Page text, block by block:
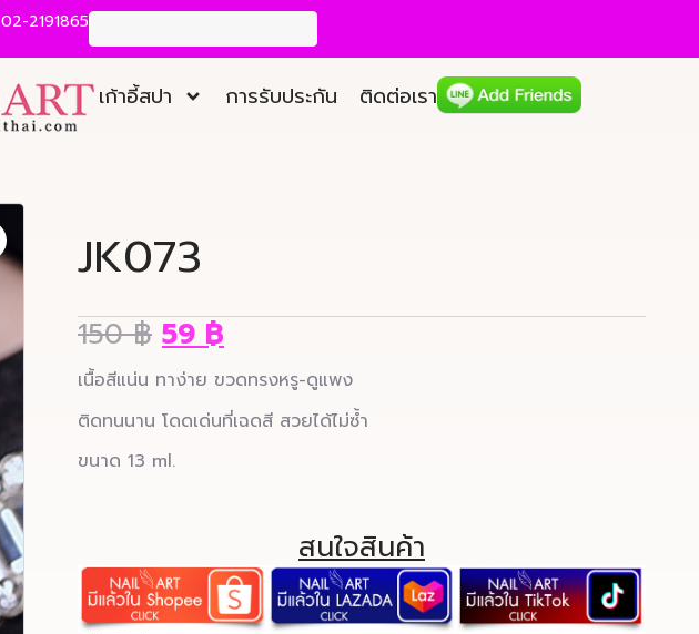
02-2191865
เก้าอี้สปา การรับประกัน ติดต่อเรา
JK073
150฿ 59฿
เนื้อสีแน่น ทาง่าย ขวดทรงหรู-ดูแพง
ติดทนนาน โดดเด่นที่เฉดสี สวยได้ไม่ซ้ำ
ขนาด 13 ml.
สนใจสินค้า